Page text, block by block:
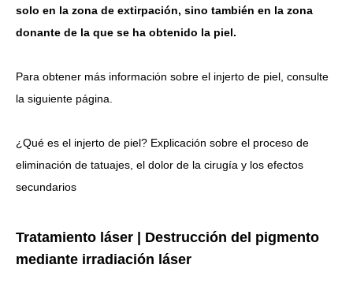
solo en la zona de extirpación, sino también en la zona
donante de la que se ha obtenido la piel.
Para obtener más información sobre el injerto de piel, consulte
la siguiente página.
¿Qué es el injerto de piel? Explicación sobre el proceso de
eliminación de tatuajes, el dolor de la cirugía y los efectos
secundarios
Tratamiento láser | Destrucción del pigmento
mediante irradiación láser